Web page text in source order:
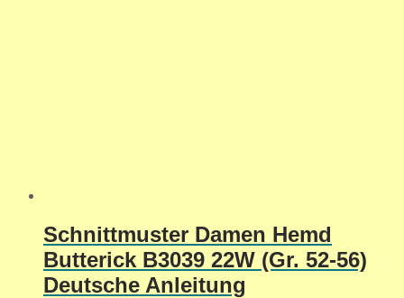
Schnittmuster Damen Hemd
Butterick B3039 22W (Gr. 52-56)
Deutsche Anleitung